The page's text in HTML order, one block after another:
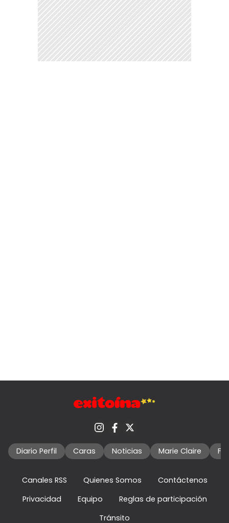
Diario Perfil Caras Noticias Marie Claire
Canales RSS Quienes Somos
Contáctenos
Privacidad
Equipo
Reglas de participación
Tránsito